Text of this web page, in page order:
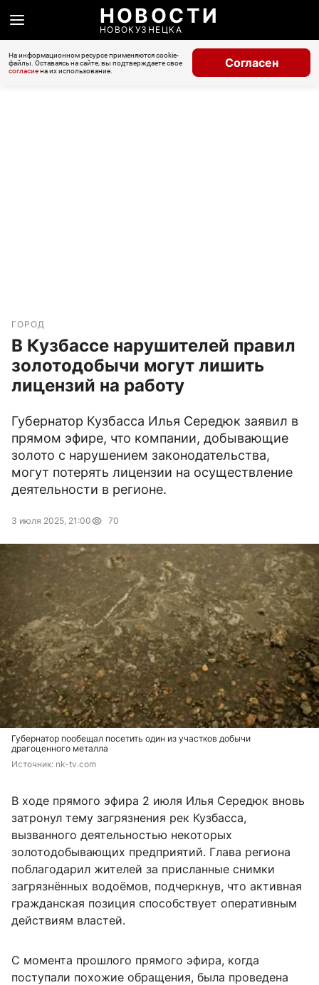
НОВОСТИ
НОВОКУЗНЕЦКА
На информационном ресурсе применяются cookie-
файлы. Оставаясь на сайте, вы подтверждаете свое
согласиена их использование.
Согласен
ГОРОД
В Кузбассе нарушителей правил
золотодобычи могут лишить
лицензий на работу
Губернатор Кузбасса Илья Середюк заявил в
прямом эфире, что компании, добывающие
золото с нарушением законодательства,
могут потерять лицензии на осуществление
деятельности в регионе.
3 июля 2025, 21:00 70
Губернатор пообещал посетить один из участков добычи
драгоценного металла
Источник: nk-tv.com
В ходе прямого эфира 2 июля Илья Середюк вновь
затронул тему загрязнения рек Кузбасса,
вызванного деятельностью некоторых
золотодобывающих предприятий. Глава региона
поблагодарил жителей за присланные снимки
загрязнённых водоёмов, подчеркнув, что активная
гражданская позиция способствует оперативным
действиям властей.
С момента прошлого прямого эфира, когда
поступали похожие обращения, была проведена